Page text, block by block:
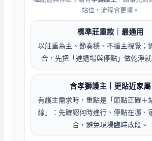
站位，流程會更順。
標準莊重款｜最通用
以莊重為主、節奏穩、不搶主視覺；
合，先把「進退場與停點」做乾淨就
含孝獅護主｜更貼近家屬
有護主需求時，重點是「節點正確＋
線」：先確認何時進行、停點在哪、
合，避免現場臨時改段。